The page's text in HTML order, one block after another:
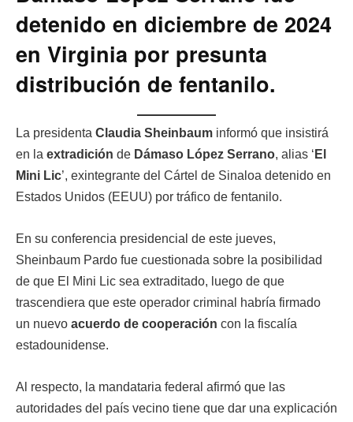
detenido en diciembre de 2024
en Virginia por presunta
distribución de fentanilo.
La presidenta Claudia Sheinbaum informó que insistirá
en la extradición de Dámaso López Serrano, alias ‘ El
Mini Lic’, exintegrante del Cártel de Sinaloa detenido en
Estados Unidos (EEUU) por tráfico de fentanilo.
En su conferencia presidencial de este jueves,
Sheinbaum Pardo fue cuestionada sobre la posibilidad
de que El Mini Lic sea extraditado, luego de que
trascendiera que este operador criminal habría firmado
un nuevo acuerdo de cooperación con la fiscalía
estadounidense.
Al respecto, la mandataria federal afirmó que las
autoridades del país vecino tiene que dar una explicación